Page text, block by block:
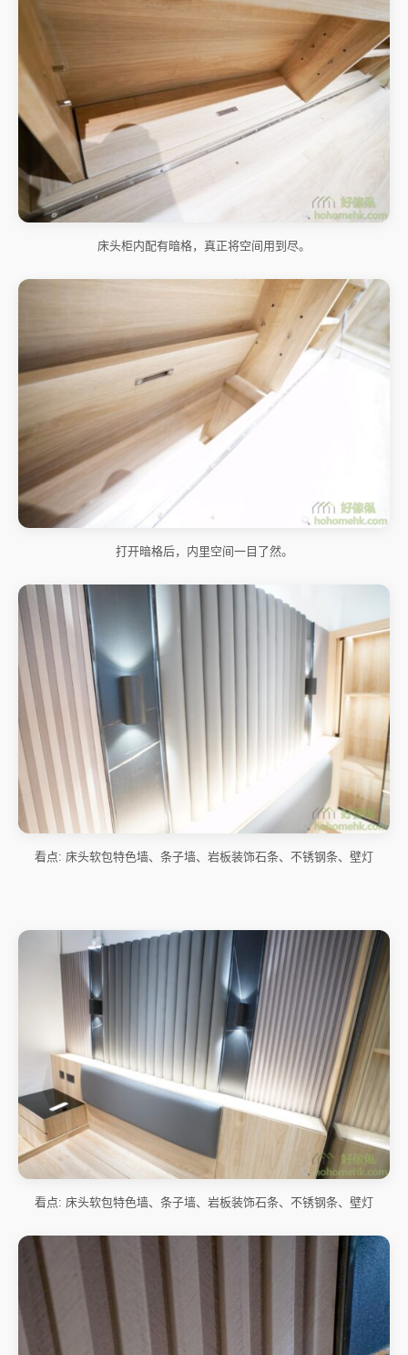
床头柜内配有暗格，真正将空间用到尽。
打开暗格后，内里空间一目了然。
看点: 床头软包特色墙、条子墙、岩板装饰石条、不锈钢条、壁灯
看点: 床头软包特色墙、条子墙、岩板装饰石条、不锈钢条、壁灯